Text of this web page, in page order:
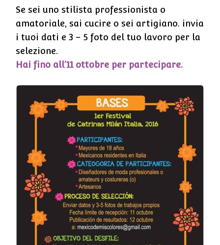
Se sei uno stilista professionista o
amatoriale, sai cucire o sei artigiano. invia
i tuoi dati e 3 – 5 foto del tuo lavoro per la
selezione.
Hai fino all’11 ottobre per partecipare.